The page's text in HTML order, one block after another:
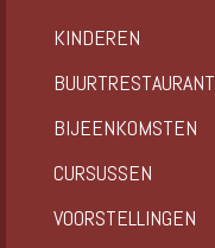
KINDEREN
BUURTRESTAURANT
BIJEENKOMSTEN
CURSUSSEN
VOORSTELLINGEN